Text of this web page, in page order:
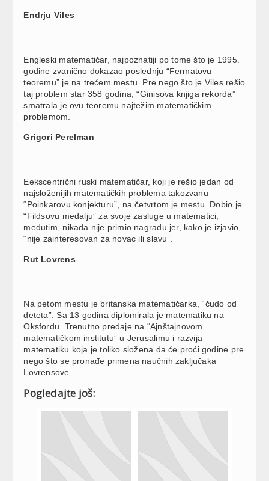
Endrju Viles
Engleski matematičar, najpoznatiji po tome što je 1995.
godine zvanično dokazao poslednju “Fermatovu
teoremu” je na trećem mestu. Pre nego što je Viles rešio
taj problem star 358 godina, “Ginisova knjiga rekorda”
smatrala je ovu teoremu najtežim matematičkim
problemom.
Grigori Perelman
Eekscentrični ruski matematičar, koji je rešio jedan od
najsloženijih matematičkih problema takozvanu
“Poinkarovu konjekturu”, na četvrtom je mestu. Dobio je
“Fildsovu medalju” za svoje zasluge u matematici,
međutim, nikada nije primio nagradu jer, kako je izjavio,
“nije zainteresovan za novac ili slavu”.
Rut Lovrens
Na petom mestu je britanska matematičarka, “čudo od
deteta”. Sa 13 godina diplomirala je matematiku na
Oksfordu. Trenutno predaje na “Ajnštajnovom
matematičkom institutu” u Jerusalimu i razvija
matematiku koja je toliko složena da će proći godine pre
nego što se pronađe primena naučnih zaključaka
Lovrensove.
Pogledajte još: